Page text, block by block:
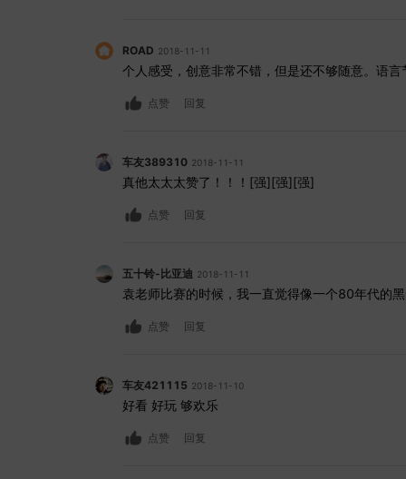
ROAD 2018-11-11
个人感受，创意非常不错，但是还不够随意。语
点赞 回复
车友389310 2018-11-11
真他太太太赞了！！！[强][强][强]
点赞 回复
五十铃-比亚迪 2018-11-11
袁老师比赛的时候，我一直觉得像一个80年代的
点赞 回复
车友421115 2018-11-10
好看 好玩 够欢乐
点赞 回复